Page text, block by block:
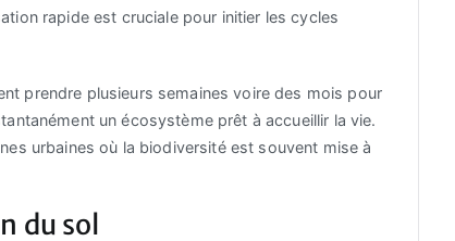
rapide est cruciale pour initier les cycles
prendre plusieurs semaines voire des mois pour
un écosystème prêt à accueillir la vie.
urbaines où la biodiversité est souvent mise à
du sol